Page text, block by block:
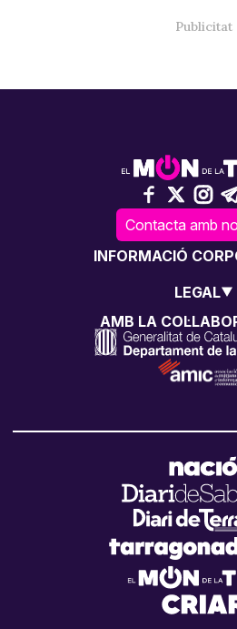
Contacta amb
INFORMACIÓ
LEGAL
AMB LA